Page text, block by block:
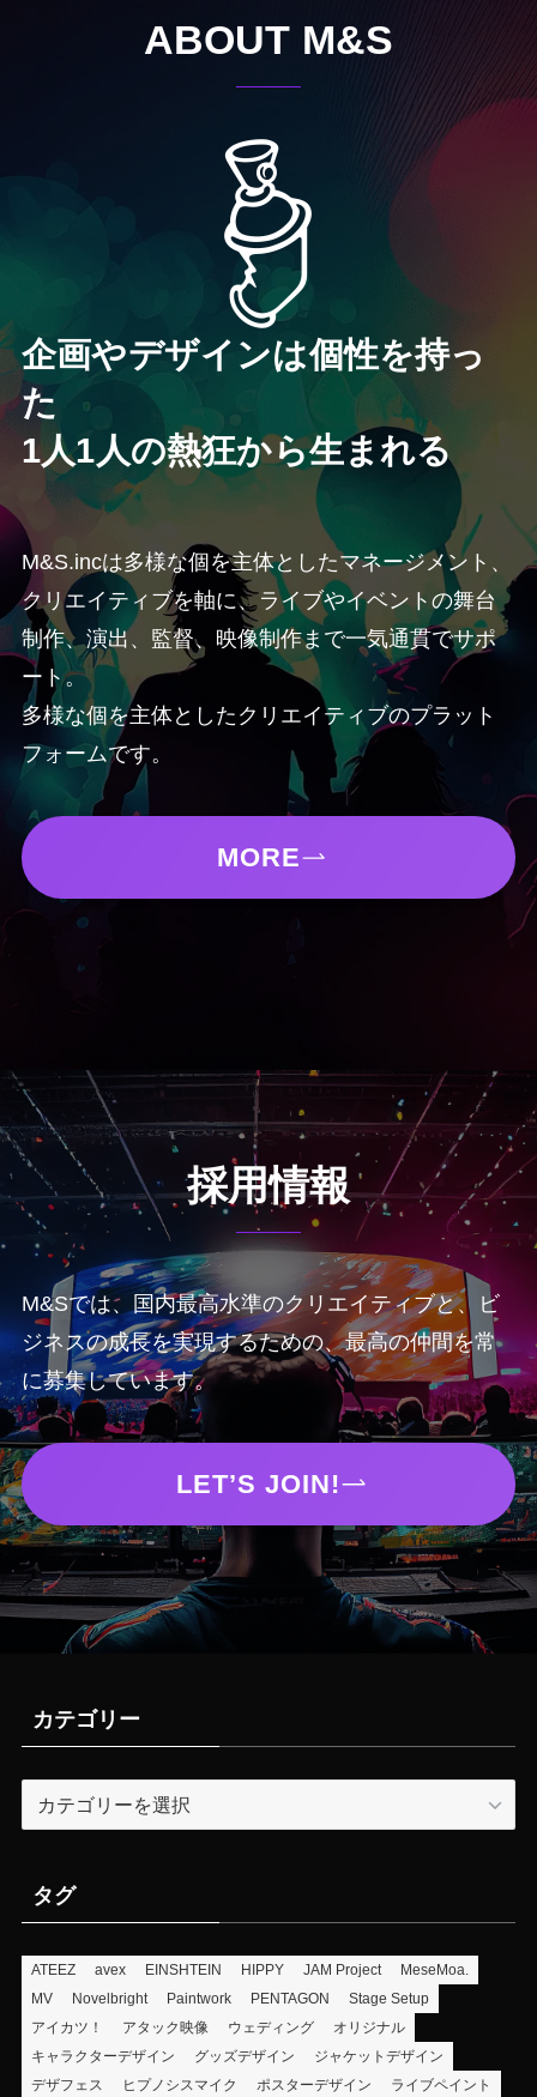
ABOUT M&S
企画やデザインは個性を持っ
た
1人1人の熱狂から生まれる
M&S.incは多様な個を主体としたマネージメント、
クリエイティブを軸に、ライブやイベントの舞台
制作、演出、監督、映像制作まで一気通貫でサポ
ート。
多様な個を主体としたクリエイティブのプラット
フォームです。
MORE
採用情報
M&Sでは、国内最高水準のクリエイティブと、ビ
ジネスの成長を実現するための、最高の仲間を常
に募集しています。
LET’S JOIN!
カテゴリー
テ
ー
タグ
ATEEZ avex EINSHTEIN HIPPY JAM Project
MeseMoa.
MV
Novelbright Paintwork PENTAGON
Stage Setup
アイカツ！
アタック映像 ウェディング
オリジナル
キャラクターデザイン
グッズデザイン
ジャケットデザイン
デザフェス
ヒプノシスマイク ポスターデザイン
ライブペイント